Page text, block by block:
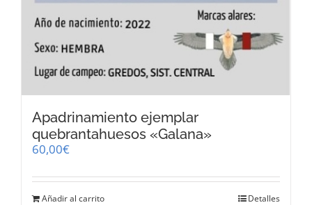
Apadrinamiento ejemplar
quebrantahuesos «Galana»
60,00€
Añadir al carrito Detalles